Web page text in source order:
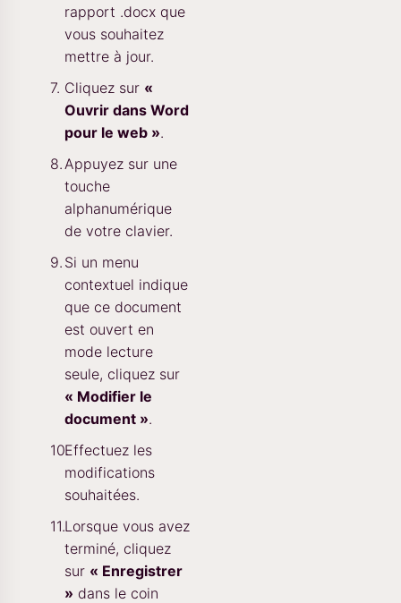
rapport .docx que
vous souhaitez
mettre à jour.
Cliquez sur «
Ouvrir dans Word
pour le web ».
Appuyez sur une
touche
alphanumérique
de votre clavier.
Si un menu
contextuel indique
que ce document
est ouvert en
mode lecture
seule, cliquez sur
« Modifier le
document ».
Effectuez les
modifications
souhaitées.
Lorsque vous avez
terminé, cliquez
sur « Enregistrer
» dans le coin